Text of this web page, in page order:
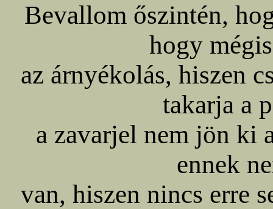
Bevallom őszintén,
hogy
az árnyékolás, hiszen
takarja a
a zavarjel nem jön ki
ennek
van, hiszen nincs erre